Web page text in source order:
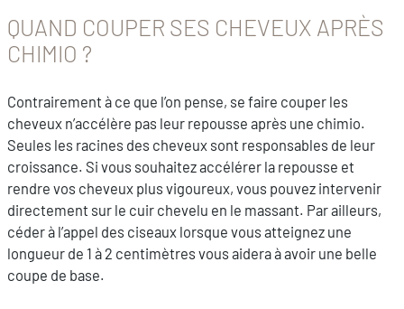
QUAND COUPER SES CHEVEUX APRÈS
CHIMIO ?
Contrairement à ce que l’on pense, se faire couper les
cheveux n’accélère pas leur repousse après une chimio.
Seules les racines des cheveux sont responsables de leur
croissance. Si vous souhaitez accélérer la repousse et
rendre vos cheveux plus vigoureux, vous pouvez intervenir
directement sur le cuir chevelu en le massant. Par ailleurs,
céder à l’appel des ciseaux lorsque vous atteignez une
longueur de 1 à 2 centimètres vous aidera à avoir une belle
coupe de base.